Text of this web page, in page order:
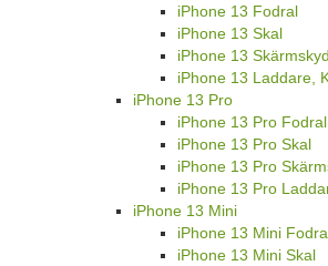
iPhone 13 Fodral
iPhone 13 Skal
iPhone 13
iPhone 13 Laddare,
iPhone 13 Pro
iPhone 13 Pro Fodral
iPhone 13 Pro Skal
iPhone 13 Pro
iPhone 13 Pro
iPhone 13 Mini
iPhone 13 Mini
iPhone 13 Mini Skal